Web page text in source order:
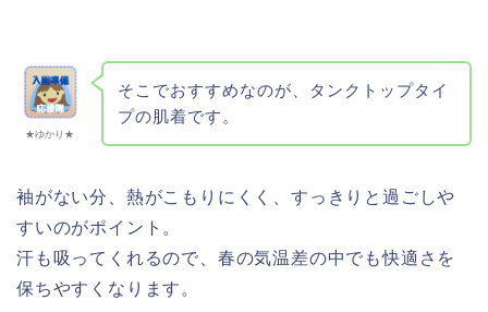
★ゆかり★
そこでおすすめなのが、タンクトップタイ
プの肌着です。
袖がない分、熱がこもりにくく、すっきりと過ごしや
すいのがポイント。
汗も吸ってくれるので、春の気温差の中でも快適さを
保ちやすくなります。